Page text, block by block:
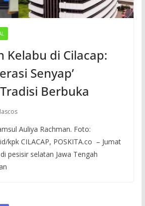
Kelabu di Cilacap:
Senyap’
Berbuka
Auliya Rachman. Foto:
kpk CILACAP, POSKITA.co – Jumat
pesisir selatan Jawa Tengah